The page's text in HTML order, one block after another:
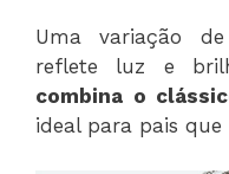
Uma variação
reflete luz e
combina o
ideal para pais